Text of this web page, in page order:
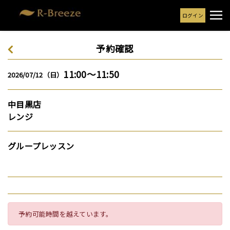
ログイン
予約確認
2026/07/12（日） 11:00～11:50
中目黒店
レンジ
グループレッスン
予約可能時間を越えています。